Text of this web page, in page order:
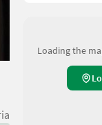
Loading the